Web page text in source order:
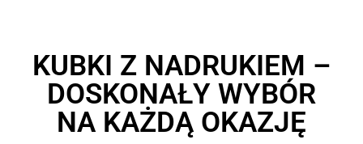
KUBKI Z NADRUKIEM –
DOSKONAŁY WYBÓR
NA KAŻDĄ OKAZJĘ